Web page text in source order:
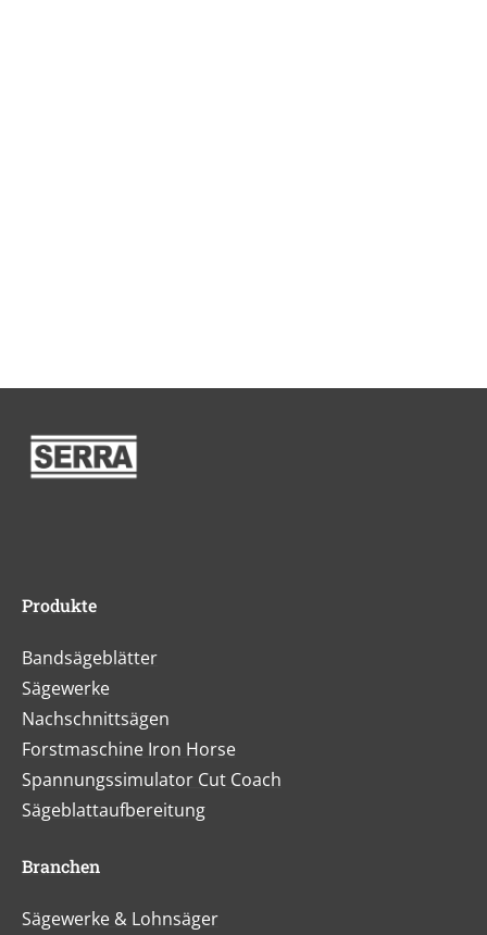
Produkte
Bandsägeblätter
Sägewerke
Nachschnittsägen
Forstmaschine Iron Horse
Spannungssimulator Cut Coach
Sägeblattaufbereitung
Branchen
Sägewerke & Lohnsäger